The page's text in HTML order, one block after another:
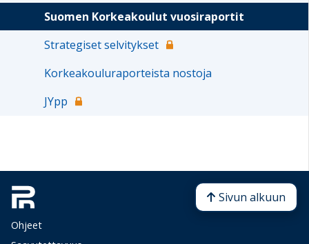
Suomen Korkeakoulut vuosiraportit
Strategiset selvitykset
Korkeakouluraporteista nostoja
JYpp
Ohjeet
Sivun alkuun